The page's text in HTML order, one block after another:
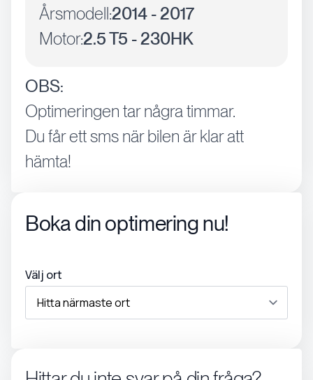
Årsmodell:2014 - 2017
Motor:2.5 T5 - 230HK
OBS:
Optimeringen tar några timmar.
Du får ett sms när bilen är klar att
hämta!
Boka din optimering nu!
Välj ort